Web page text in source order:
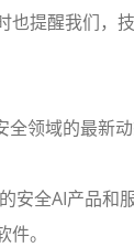
也提醒我们，
领域的最新
安全AI产品和
。